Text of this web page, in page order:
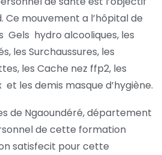
Ce mouvement a l’hôpital de
Gels hydro alcooliques, les
les Surchaussures, les
les Cache nez ffp2, les
les demis masque d’hygiène.
de Ngaoundéré, département
de cette formation
satisfecit pour cette